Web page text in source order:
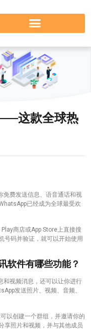
这款全球热
免费发送信息、语音通话和视
已经成为全球最受欢
商店或App Store上直接搜
号码并验证，就可以开始使用
件有哪些功能？
和视频消息，还可以让你进行
发送照片、视频、音频、
以创建一个群组，并邀请你的
享照片和视频，并与其他成员